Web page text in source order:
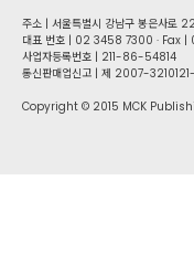
주소 | 서울특별시 강남구 봉은사로
대표 번호 | 02 34​58 7300 · Fax |
사업자등록번호 | 211-86-5​4814
통신판매업신고 | 제 2007-
Copyright © 2015 MCK